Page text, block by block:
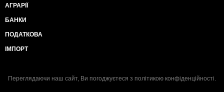
АГРАРІЇ
БАНКИ
ПОДАТКОВА
ІМПОРТ
Переглядаючи наш сайт, Ви погоджуєтеся з політикою конфіденційності.